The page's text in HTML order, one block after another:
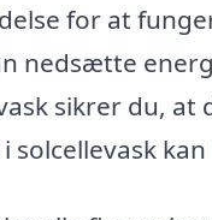
for at
nedsætte
sikrer du,
solcellevask